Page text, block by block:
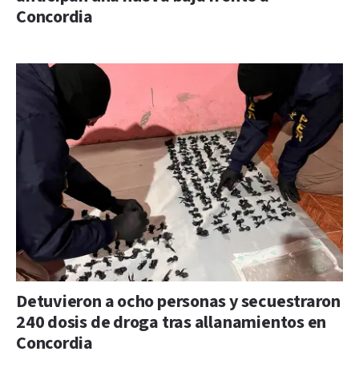
Concordia
Detuvieron a ocho personas y secuestraron
240 dosis de droga tras allanamientos en
Concordia